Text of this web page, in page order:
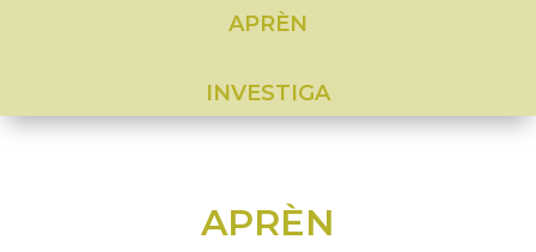
APRÈN
INVESTIGA
APRÈN